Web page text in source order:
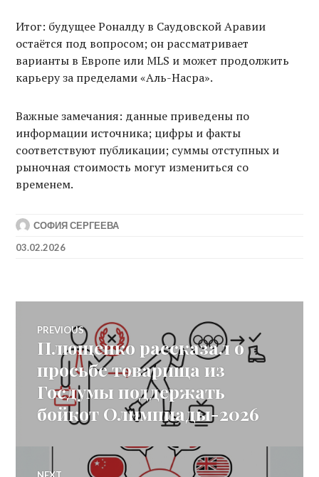
Итог: будущее Роналду в Саудовской Аравии
остаётся под вопросом; он рассматривает
варианты в Европе или MLS и может продолжить
карьеру за пределами «Аль-Насра».
Важные замечания: данные приведены по
информации источника; цифры и факты
соответствуют публикации; суммы отступных и
рыночная стоимость могут измениться со
временем.
СОФИЯ СЕРГЕЕВА
03.02.2026
Post
navigation
PREVIOUS
Previous
post:
Плющенко рассказал о
просьбе товарища из
Госдумы поддержать
бойкот Олимпиады-2026